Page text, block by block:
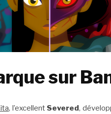
sur
, l’excellent Severed,